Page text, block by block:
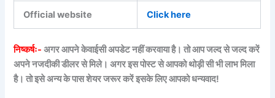
Official website Click here
निष्कर्षः- अगर आपने केवाईसी अपडेट नहीं करवाया है। तो आप जल्द से जल्द करें
अपने नजदीकी डीलर से मिले। अगर इस पोस्ट से आपको थोड़ी सी भी लाभ मिला
है। तो इसे अन्य के पास शेयर जरूर करें इसके लिए आपको धन्यवाद!